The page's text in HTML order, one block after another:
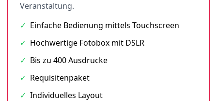
Veranstaltung.
✓ Einfache Bedienung mittels Touchscreen
✓ Hochwertige Fotobox mit DSLR
✓ Bis zu 400 Ausdrucke
✓ Requisitenpaket
✓ Individuelles Layout